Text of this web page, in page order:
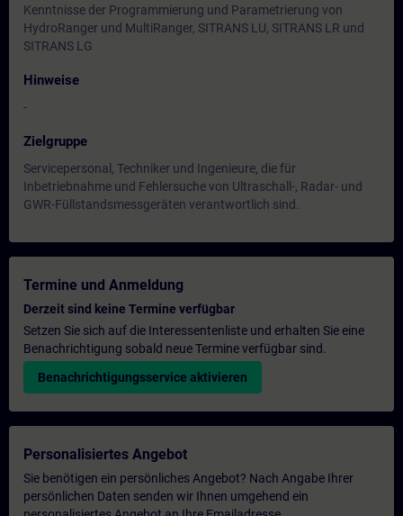
Kenntnisse der Programmierung und Parametrierung von
HydroRanger und MultiRanger, SITRANS LU, SITRANS LR und
SITRANS LG
Hinweise
-
Zielgruppe
Servicepersonal, Techniker und Ingenieure, die für
Inbetriebnahme und Fehlersuche von Ultraschall-, Radar- und
GWR-Füllstandsmessgeräten verantwortlich sind.
Termine und Anmeldung
Derzeit sind keine Termine verfügbar
Setzen Sie sich auf die Interessentenliste und erhalten Sie eine
Benachrichtigung sobald neue Termine verfügbar sind.
Benachrichtigungsservice aktivieren
Personalisiertes Angebot
Sie benötigen ein persönliches Angebot? Nach Angabe Ihrer
persönlichen Daten senden wir Ihnen umgehend ein